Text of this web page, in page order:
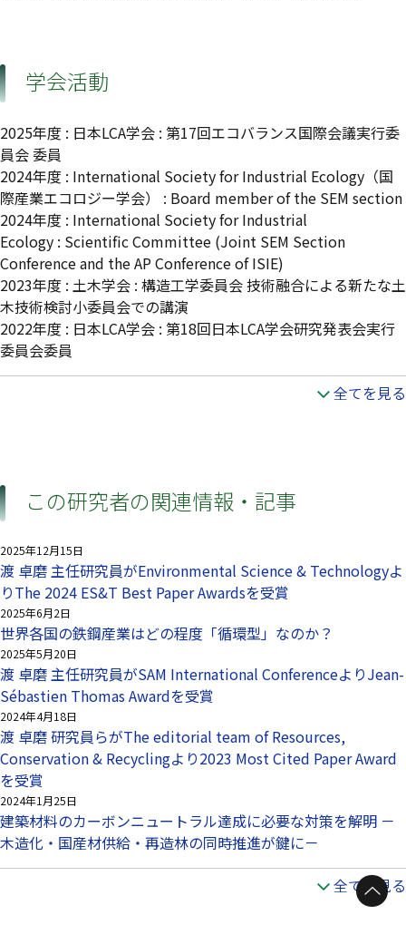
学会活動
2025年度 : 日本LCA学会 : 第17回エコバランス国際会議実行委
員会 委員
2024年度 : International Society for Industrial Ecology（国
際産業エコロジー学会） : Board member of the SEM section
2024年度 : International Society for Industrial
Ecology : Scientific Committee (Joint SEM Section
Conference and the AP Conference of ISIE)
2023年度 : 土木学会 : 構造工学委員会 技術融合による新たな土
木技術検討小委員会での講演
2022年度 : 日本LCA学会 : 第18回日本LCA学会研究発表会実行
委員会委員
全てを見る
この研究者の関連情報・記事
2025年12月15日
渡 卓磨 主任研究員がEnvironmental Science & Technologyよ
りThe 2024 ES&T Best Paper Awardsを受賞
2025年6月2日
世界各国の鉄鋼産業はどの程度「循環型」なのか？
2025年5月20日
渡 卓磨 主任研究員がSAM International ConferenceよりJean-
Sébastien Thomas Awardを受賞
2024年4月18日
渡 卓磨 研究員らがThe editorial team of Resources,
Conservation & Recyclingより2023 Most Cited Paper Award
を受賞
2024年1月25日
建築材料のカーボンニュートラル達成に必要な対策を解明 －
木造化・国産材供給・再造林の同時推進が鍵に－
全てを見る